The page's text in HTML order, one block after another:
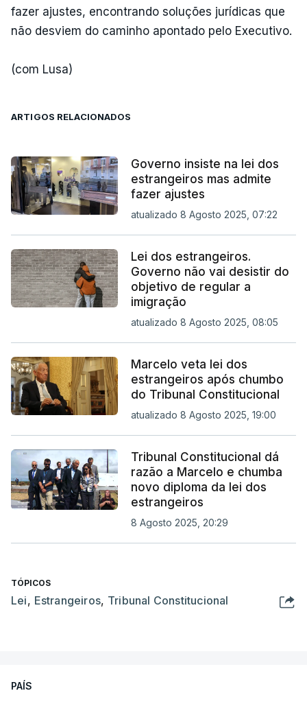
fazer ajustes, encontrando soluções jurídicas que
não desviem do caminho apontado pelo Executivo.
(com Lusa)
ARTIGOS RELACIONADOS
Governo insiste na lei dos
estrangeiros mas admite
fazer ajustes
atualizado 8 Agosto 2025, 07:22
Lei dos estrangeiros.
Governo não vai desistir do
objetivo de regular a
imigração
atualizado 8 Agosto 2025, 08:05
Marcelo veta lei dos
estrangeiros após chumbo
do Tribunal Constitucional
atualizado 8 Agosto 2025, 19:00
Tribunal Constitucional dá
razão a Marcelo e chumba
novo diploma da lei dos
estrangeiros
8 Agosto 2025, 20:29
TÓPICOS
Lei, Estrangeiros, Tribunal Constitucional
PAÍS